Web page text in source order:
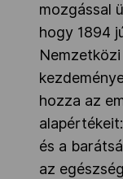
mozgással
hogy 1894
hozza az
és a
az